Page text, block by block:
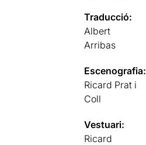
Traducció:
Albert
Arribas
Escenografia:
Ricard Prat i
Coll
Vestuari:
Ricard